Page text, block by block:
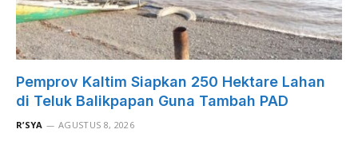
Pemprov Kaltim Siapkan 250 Hektare Lahan
di Teluk Balikpapan Guna Tambah PAD
R’SYA AGUSTUS 8, 2026